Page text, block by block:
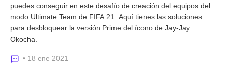
puedes conseguir en este desafío de creación del equipos del
modo Ultimate Team de FIFA 21. Aquí tienes las soluciones
para desbloquear la versión Prime del ícono de Jay-Jay
Okocha.
• 18 ene 2021